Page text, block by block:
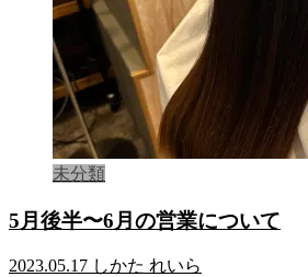
未分類
5月後半〜6月の営業について
2023.05.17 しかた れいら